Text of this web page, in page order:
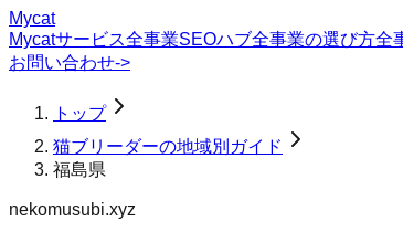
Mycat
Mycatサービス全事業SEOハブ全事業の選び方全
お問い合わせ->
トップ
猫ブリーダーの地域別ガイド
福島県
nekomusubi.xyz